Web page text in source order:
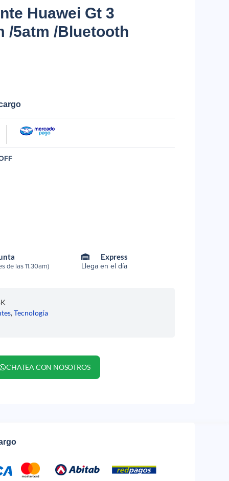
Huawei Gt 3
/5atm /Bluetooth
de las 11.30am)
Express
Llega en el día
,Tecnología
CHATEA CON NOSOTROS